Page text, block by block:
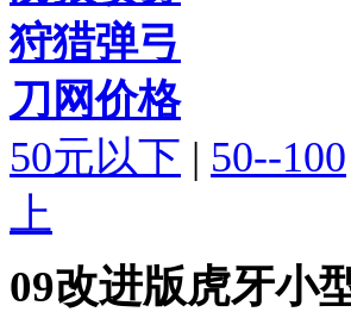
狩猎弹弓
刀网价格
50元以下 | 50--100
上
09改进版虎牙小